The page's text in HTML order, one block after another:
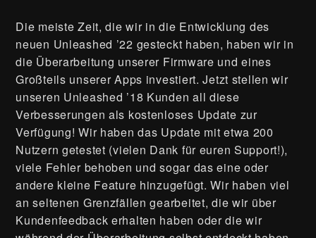
Die meiste Zeit, die wir in die Entwicklung des
neuen Unleashed ’22 gesteckt haben, haben wir in
die Überarbeitung unserer Firmware und eines
Großteils unserer Apps investiert. Jetzt stellen wir
unseren Unleashed ’18 Kunden all diese
Verbesserungen als kostenloses Update zur
Verfügung! Wir haben das Update mit etwa 200
Nutzern getestet (vielen Dank für euren Support!),
viele Fehler behoben und sogar das eine oder
andere kleine Feature hinzugefügt. Wir haben viel
an seltenen Grenzfällen gearbeitet, die wir über
Kundenfeedback erhalten haben oder die wir